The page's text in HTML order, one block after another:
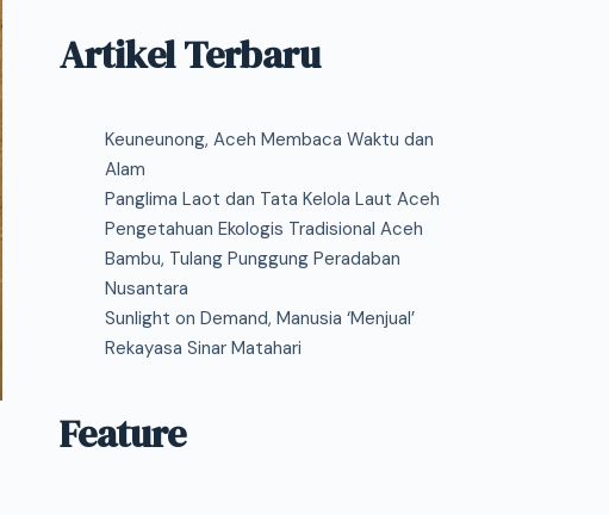
Artikel Terbaru
Keuneunong, Aceh Membaca Waktu dan
Alam
Panglima Laot dan Tata Kelola Laut Aceh
Pengetahuan Ekologis Tradisional Aceh
Bambu, Tulang Punggung Peradaban
Nusantara
Sunlight on Demand, Manusia ‘Menjual’
Rekayasa Sinar Matahari
Feature